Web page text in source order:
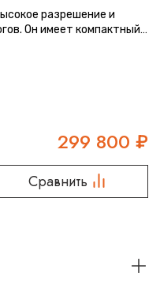
разрешение и
Он имеет компактный
встроенной
пользователи получают
299 800 ₽
Сравнить